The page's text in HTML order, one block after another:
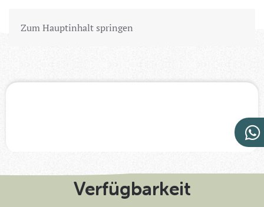
Zum Hauptinhalt springen
Verfügbarkeit